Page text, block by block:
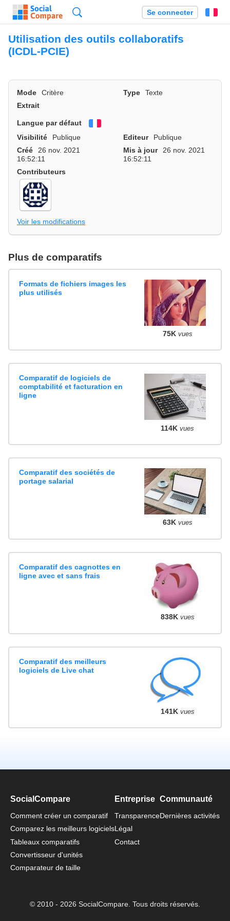
Se connecter
Utilisation des outils collaboratifs
(ICDL-PCIE)
Mode Critère Type
Texte
Extrait
Langue par défaut
Visibilité
Publique Editeur
Publique
Créé
26 nov. 2021
16:52:11
Mis à jour
26 nov. 2021
16:52:11
Contributeurs
Voir les modifications
Plus de comparatifs
Formats de fichiers images les
plus utilisés
75K vues
Comparatif de logiciels de
comptabilité et facturation en
ligne
114K vues
Comparatif des sociétés de
portage salarial
63K vues
Comparatif des cagnottes en
ligne avec et sans frais
838K vues
Comparatif des meilleurs
logiciels de Live chat
141K vues
SocialCompare
Comment créer un comparatif
Comparez les meilleurs logiciels
Tableaux comparatifs
Convertisseur d'unités
Comparateur de taille
Entreprise
Transparence
Légal
Contact
Communauté
Dernières activités
© 2010 - 2026 SocialCompare. Tous droits réservés.